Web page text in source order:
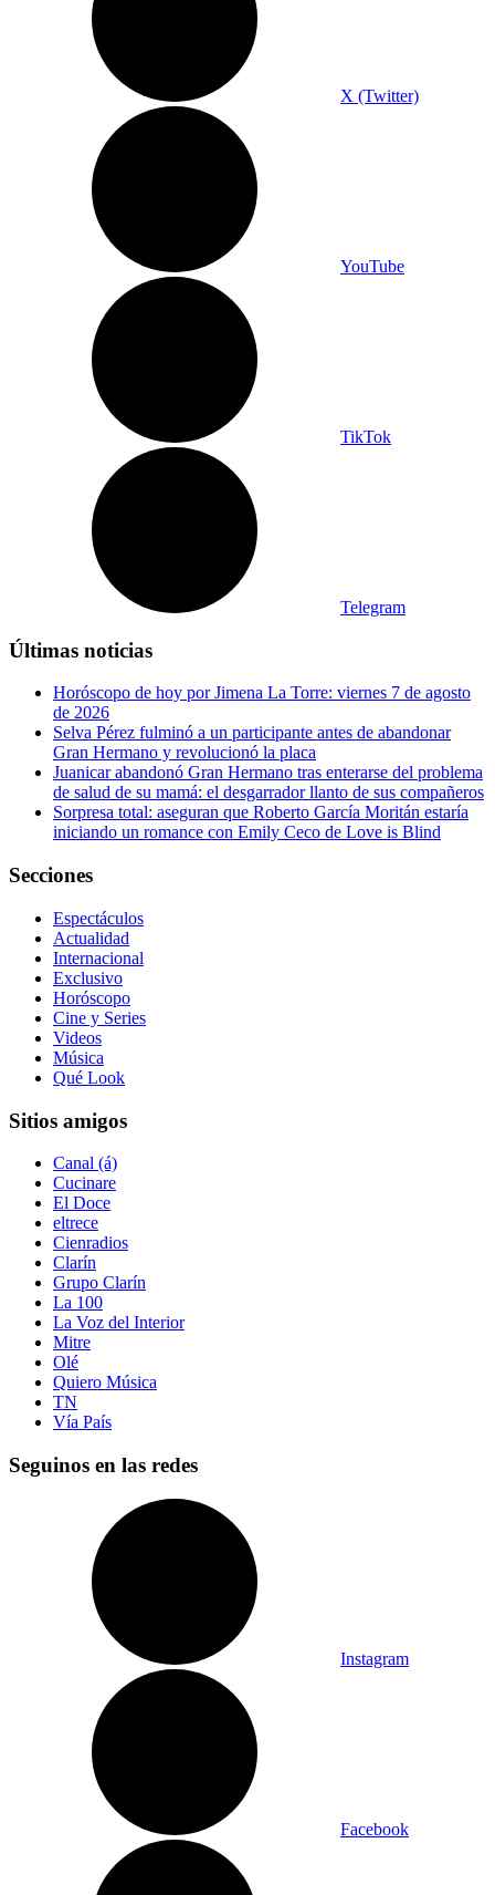
X (Twitter)
YouTube
TikTok
Telegram
Últimas noticias
Horóscopo de hoy por Jimena La Torre: viernes 7 de agosto
de 2026
Selva Pérez fulminó a un participante antes de abandonar
Gran Hermano y revolucionó la placa
Juanicar abandonó Gran Hermano tras enterarse del problema
de salud de su mamá: el desgarrador llanto de sus compañeros
Sorpresa total: aseguran que Roberto García Moritán estaría
iniciando un romance con Emily Ceco de Love is Blind
Secciones
Espectáculos
Actualidad
Internacional
Exclusivo
Horóscopo
Cine y Series
Videos
Música
Qué Look
Sitios amigos
Canal (á)
Cucinare
El Doce
eltrece
Cienradios
Clarín
Grupo Clarín
La 100
La Voz del Interior
Mitre
Olé
Quiero Música
TN
Vía País
Seguinos en las redes
Instagram
Facebook